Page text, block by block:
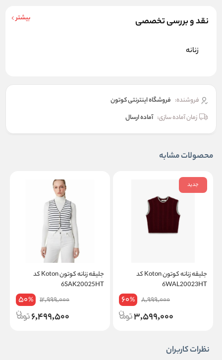
نقد و بررسی تخصصی بیشتر
زنانه
فروشنده: فروشگاه اینترنتی کوتون
زمان آماده سازی: آماده ارسال
محصولات مشابه
جدید
جلیقه زنانه کوتون Koton کد
6WAL20023HT
8,999,000
60%
3,599,000
جلیقه زنانه کوتون Koton کد
6SAK20025HT
12,999,000
50%
6,499,500
نظرات کاربران